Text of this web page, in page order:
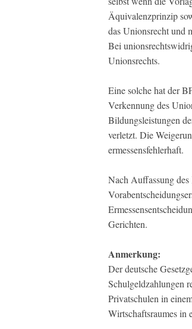
Äquivalenzprinzip
das Unionsrecht und
Bei
Unionsrechts.
Eine solche hat der
Verkennung des
Bildungsleistungen
verletzt. Die
ermessensfehlerhaft.
Nach Auffassung
Gerichten.
Anmerkung:
Der deutsche
Schulgeldzahlungen
Privatschulen in
Wirtschaftsraumes in